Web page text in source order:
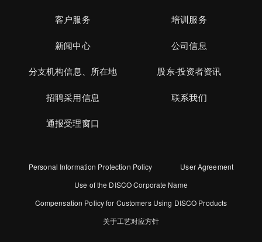
客户服务 培训服务
新闻中心 公司信息
分支机构信息、所在地 股东·投资者资讯
招聘采用信息 联系我们
通报受理窗口
Personal Information Protection Policy
User Agreement
Use of the DISCO Corporate Name
Compensation Policy for Customers Using DISCO Products
关于工艺对应方针